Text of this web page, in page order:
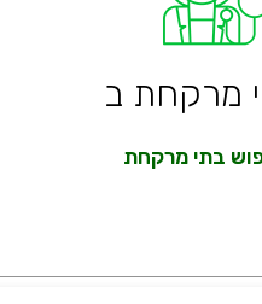
מרקחת ב
בתי מרקחת